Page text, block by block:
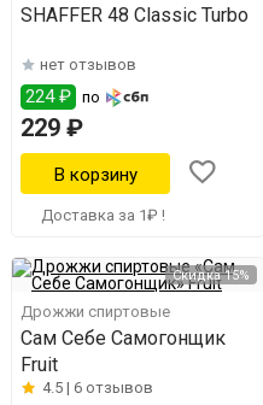
SHAFFER 48 Classic Turbo
нет отзывов
224 ₽ по
229 ₽
Доставка за 1₽ !
Скидка 15%
Дрожжи спиртовые
Сам Себе Самогонщик
Fruit
4.5 | 6 отзывов